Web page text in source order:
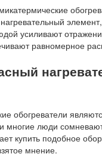
усиливают
равномерное
обогреватели
многие люди
купить подобное
мнение.